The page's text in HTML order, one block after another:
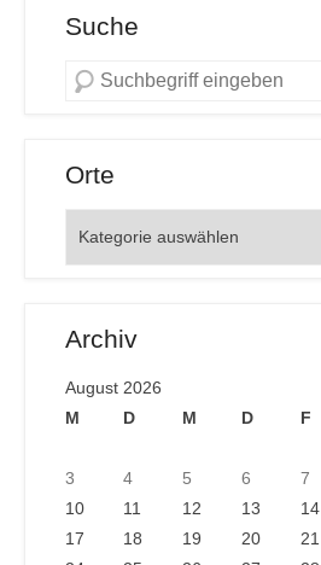
Suche
Orte
Archiv
August 2026
M
D M D F
3
4 5 6 7
10
11 12 13 14
17
18 19 20 21